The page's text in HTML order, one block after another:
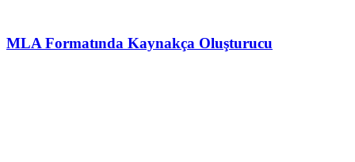
MLA Formatında Kaynakça Oluşturucu